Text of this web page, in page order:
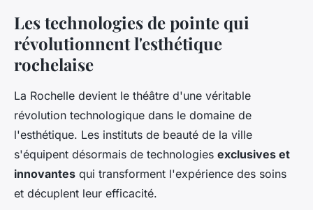
Les technologies de pointe qui
révolutionnent l'esthétique
rochelaise
La Rochelle devient le théâtre d'une véritable
révolution technologique dans le domaine de
l'esthétique. Les instituts de beauté de la ville
s'équipent désormais de technologies exclusives et
innovantes qui transforment l'expérience des soins
et décuplent leur efficacité.